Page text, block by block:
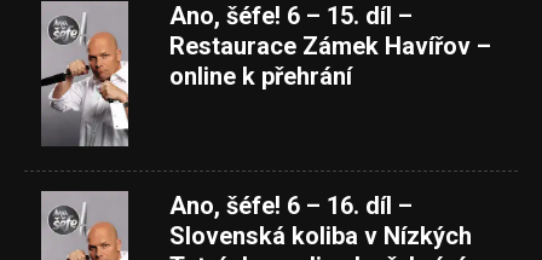
Ano, šéfe! 6 – 15. díl –
Restaurace Zámek Havířov –
online k přehrání
Ano, šéfe! 6 – 16. díl –
Slovenská koliba v Nízkých